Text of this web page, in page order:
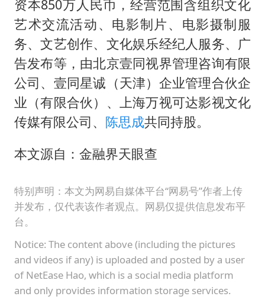
资本850万人民币，经营范围含组织文化
艺术交流活动、电影制片、电影摄制服
务、文艺创作、文化娱乐经纪人服务、广
告发布等，由北京壹同视界管理咨询有限
公司、壹同星诚（天津）企业管理合伙企
业（有限合伙）、上海万视可达影视文化
传媒有限公司、 陈思成共同持股。
本文源自：金融界天眼查
特别声明：本文为网易自媒体平台“网易号”作者上传
并发布，仅代表该作者观点。网易仅提供信息发布平
台。
Notice: The content above (including the pictures
and videos if any) is uploaded and posted by a user
of NetEase Hao, which is a social media platform
and only provides information storage services.